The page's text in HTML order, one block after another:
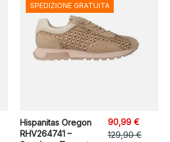
Hispanitas Oregon
RHV264741 –
90,99 €
129,90 €
SPEDIZIONE GRATUITA